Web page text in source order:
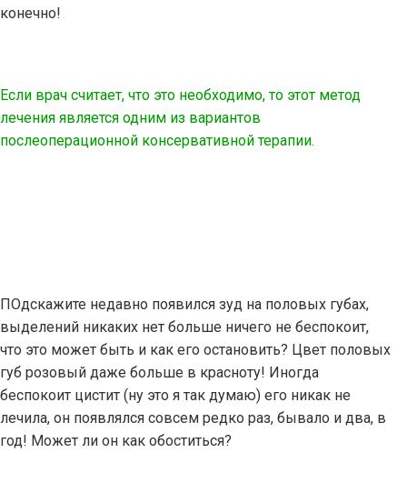
конечно!
Если врач считает, что это необходимо, то этот метод
лечения является одним из вариантов
послеоперационной консервативной терапии.
ПОдскажите недавно появился зуд на половых губах,
выделений никаких нет больше ничего не беспокоит,
что это может быть и как его остановить? Цвет половых
губ розовый даже больше в красноту! Иногда
беспокоит цистит (ну это я так думаю) его никак не
лечила, он появлялся совсем редко раз, бывало и два, в
год! Может ли он как обоститься?